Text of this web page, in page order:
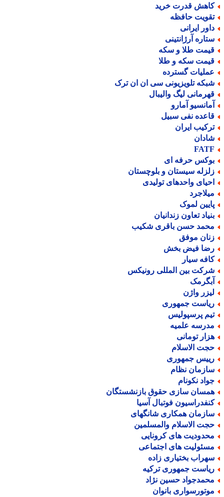
قدرت خرید
حافظه
ایرانی
آرژانتینی
طلا و سکه
سکه و طلا
گسترده
تلویزیونی سی ان ان ترک
لیگ والیبال
آمارو
نفی سبیل
ایران
حرفه ای
سیستان و بلوچستان
واحدهای تولیدی
لموک
تعاون زندانیان
حسن باقری شکیب
موفق
فیض بخش
سیار
بین المللی رونیکس
واژن
جمهوری
پرسپولیس
علمیه
تومانی
الاسلام
جمهوری
نظام
نکونام
سازی حقوق بازنشستگان
فوتبال آسیا
همکاری شانگهای
الاسلام والمسلمین
های کرونایی
های اجتماعی
بختیاری زاده
جمهوری ترکیه
حسین نژاد
بانوان